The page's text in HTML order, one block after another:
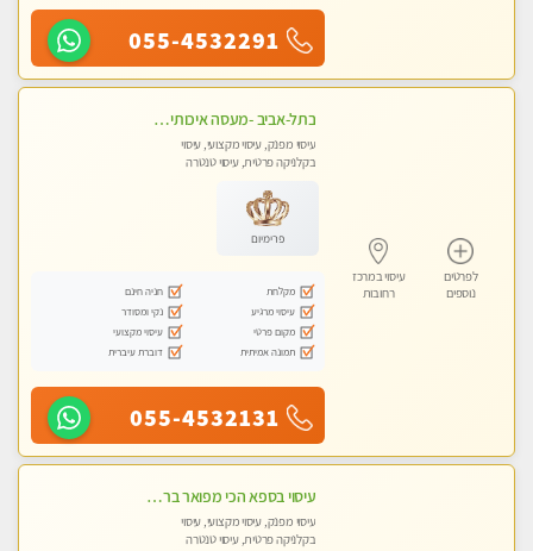
055-4532291
לפרטים
נוספים
עיסוי במרכז
רחובות
בתל-אביב -מעסה איכותית מקצועית ומפנקת מאוד
עיסוי מפנק, עיסוי מקצועי, עיסוי
בקלניקה פרטית, עיסוי טנטרה
פרימיום
מקלחת
חניה חינם
עיסוי מרגיע
נקי ומסודר
מקום פרטי
עיסוי מקצועי
תמונה אמיתית
דוברת עיברית
055-4532131
עיסוי בספא הכי מפואר ברחובות והסביבה בהתחייבות
עיסוי מפנק, עיסוי מקצועי, עיסוי
בקלניקה פרטית, עיסוי טנטרה